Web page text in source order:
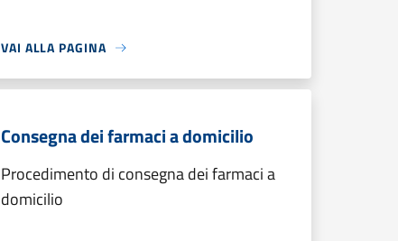
VAI ALLA PAGINA
Consegna dei farmaci a domicilio
Procedimento di consegna dei farmaci a
domicilio